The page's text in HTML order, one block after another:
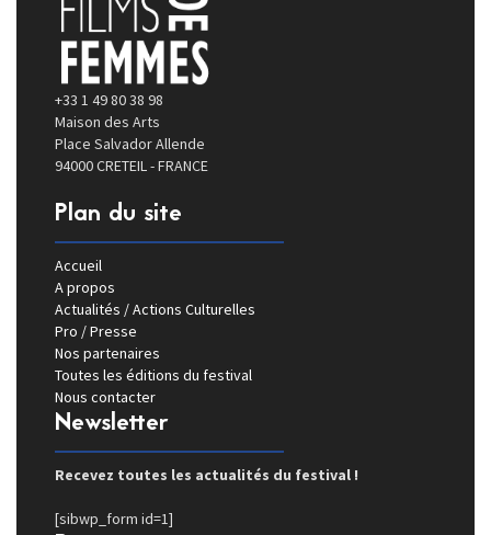
+33 1 49 80 38 98
Maison des Arts
Place Salvador Allende
94000 CRETEIL - FRANCE
Plan du site
Accueil
A propos
Actualités / Actions Culturelles
Pro / Presse
Nos partenaires
Toutes les éditions du festival
Nous contacter
Newsletter
Recevez toutes les actualités du festival !
[sibwp_form id=1]